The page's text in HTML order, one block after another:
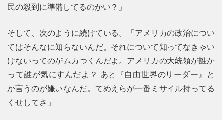
民の殺到に準備してるのかい？」
そして、次のように続けている。「アメリカの政治につい
てはそんなに知らないんだ。それについて知ってなきゃい
けないってのがムカつくんだよ。アメリカの大統領が誰か
って誰が気にすんだよ？ あと『自由世界のリーダー』と
か言うのが嫌いなんだ。てめえらが一番ミサイル持ってる
くせしてさ」